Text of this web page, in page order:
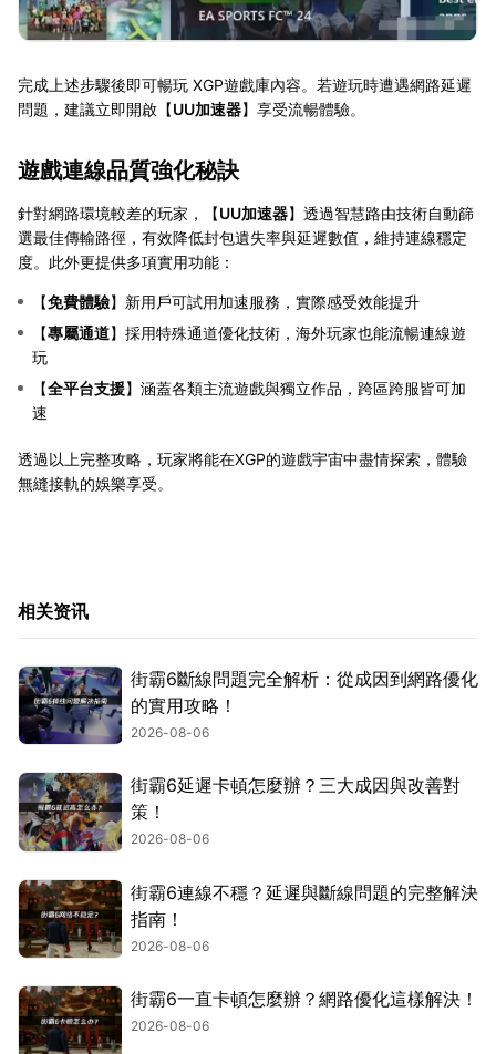
完成上述步驟後即可暢玩 XGP遊戲庫內容。若遊玩時遭遇網路延遲
問題，建議立即開啟【UU加速器】享受流暢體驗。
遊戲連線品質強化秘訣
針對網路環境較差的玩家，【UU加速器】透過智慧路由技術自動篩
選最佳傳輸路徑，有效降低封包遺失率與延遲數值，維持連線穩定
度。此外更提供多項實用功能：
【免費體驗】新用戶可試用加速服務，實際感受效能提升
【專屬通道】採用特殊通道優化技術，海外玩家也能流暢連線遊
玩
【全平台支援】涵蓋各類主流遊戲與獨立作品，跨區跨服皆可加
速
透過以上完整攻略，玩家將能在XGP的遊戲宇宙中盡情探索，體驗
無縫接軌的娛樂享受。
相关资讯
街霸6斷線問題完全解析：從成因到網路優化
的實用攻略！
2026-08-06
街霸6延遲卡頓怎麼辦？三大成因與改善對
策！
2026-08-06
街霸6連線不穩？延遲與斷線問題的完整解決
指南！
2026-08-06
街霸6一直卡頓怎麼辦？網路優化這樣解決！
2026-08-06